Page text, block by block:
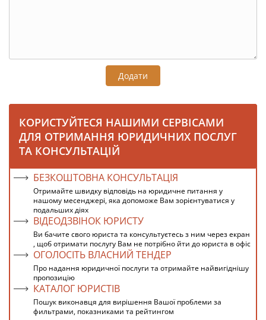
Додати
КОРИСТУЙТЕСЯ НАШИМИ СЕРВІСАМИ
ДЛЯ ОТРИМАННЯ ЮРИДИЧНИХ ПОСЛУГ
ТА КОНСУЛЬТАЦІЙ
БЕЗКОШТОВНА КОНСУЛЬТАЦІЯ
Отримайте швидку відповідь на юридичне питання у
нашому месенджері, яка допоможе Вам зорієнтуватися у
подальших діях
ВІДЕОДЗВІНОК ЮРИСТУ
Ви бачите свого юриста та консультуєтесь з ним через екран
, щоб отримати послугу Вам не потрібно йти до юриста в офіс
ОГОЛОСІТЬ ВЛАСНИЙ ТЕНДЕР
Про надання юридичної послуги та отримайте найвигіднішу
пропозицію
КАТАЛОГ ЮРИСТІВ
Пошук виконавця для вирішення Вашої проблеми за
фильтрами, показниками та рейтингом